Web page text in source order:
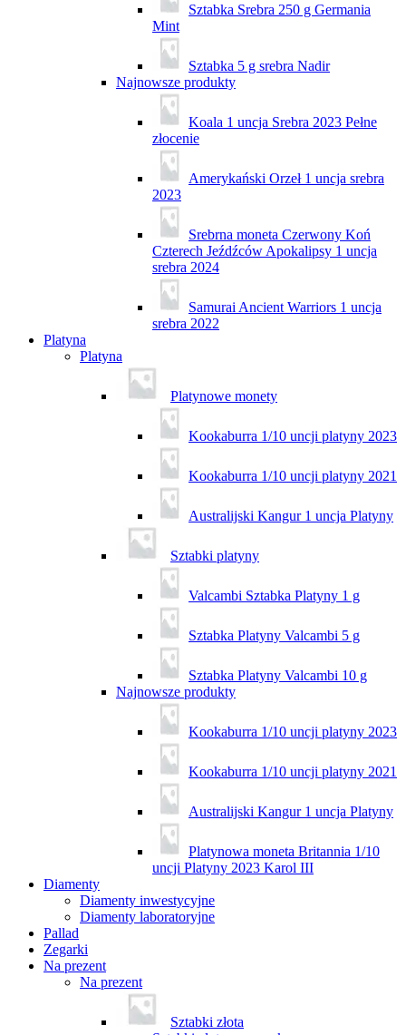
Sztabka Srebra 250 g Germania
Mint
Sztabka 5 g srebra Nadir
Najnowsze produkty
Koala 1 uncja Srebra 2023 Pełne
złocenie
Amerykański Orzeł 1 uncja srebra
2023
Srebrna moneta Czerwony Koń
Czterech Jeźdźców Apokalipsy 1 uncja
srebra 2024
Samurai Ancient Warriors 1 uncja
srebra 2022
Platyna
Platyna
Platynowe monety
Kookaburra 1/10 uncji platyny 2023
Kookaburra 1/10 uncji platyny 2021
Australijski Kangur 1 uncja Platyny
Sztabki platyny
Valcambi Sztabka Platyny 1 g
Sztabka Platyny Valcambi 5 g
Sztabka Platyny Valcambi 10 g
Najnowsze produkty
Kookaburra 1/10 uncji platyny 2023
Kookaburra 1/10 uncji platyny 2021
Australijski Kangur 1 uncja Platyny
Platynowa moneta Britannia 1/10
uncji Platyny 2023 Karol III
Diamenty
Diamenty inwestycyjne
Diamenty laboratoryjne
Pallad
Zegarki
Na prezent
Na prezent
Sztabki złota